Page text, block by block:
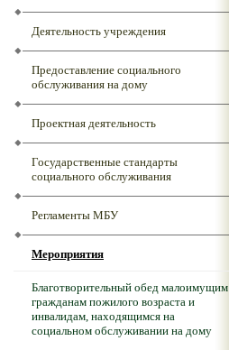
Деятельность учреждения
Предоставление социального
обслуживания на дому
Проектная деятельность
Государственные стандарты
социального обслуживания
Регламенты МБУ
Мероприятия
Благотворительный обед малоимущим
гражданам пожилого возраста и
инвалидам, находящимся на
социальном обслуживании на дому